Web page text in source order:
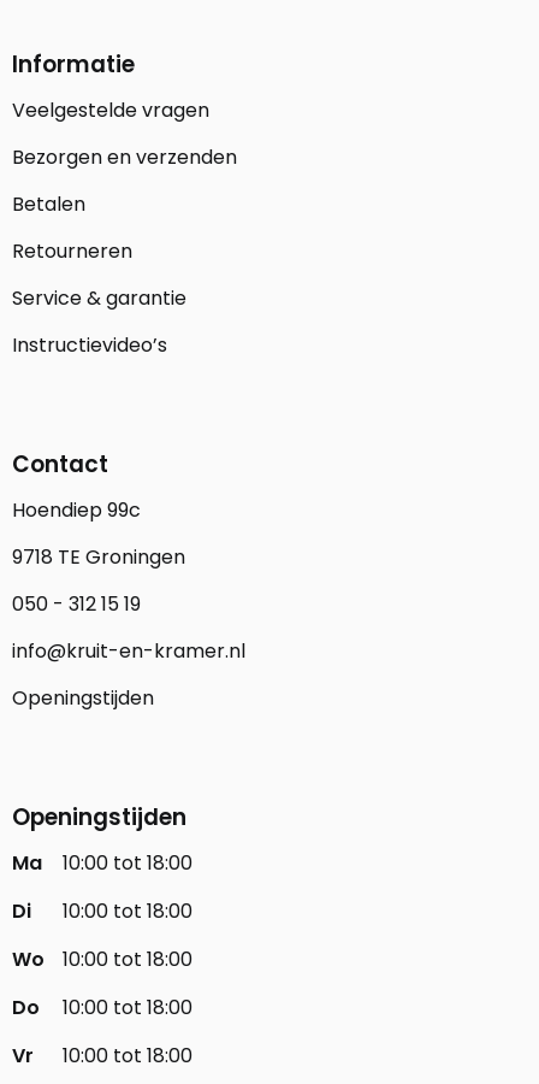
Informatie
Veelgestelde vragen
Bezorgen en verzenden
Betalen
Retourneren
Service & garantie
Instructievideo’s
Contact
Hoendiep 99c
9718 TE Groningen
050 - 312 15 19
info@kruit-en-kramer.nl
Openingstijden
Openingstijden
Ma
10:00 tot 18:00
Di
10:00 tot 18:00
Wo
10:00 tot 18:00
Do
10:00 tot 18:00
Vr
10:00 tot 18:00